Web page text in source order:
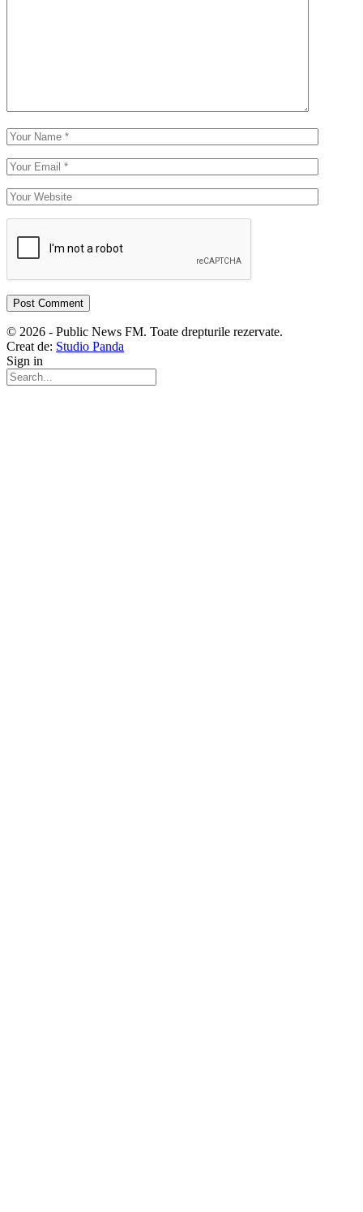
© 2026 - Public News FM. Toate drepturile rezervate.
Creat de: Studio Panda
Sign in